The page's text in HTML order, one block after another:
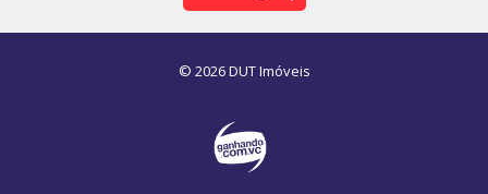
© 2026 DUT Imóveis